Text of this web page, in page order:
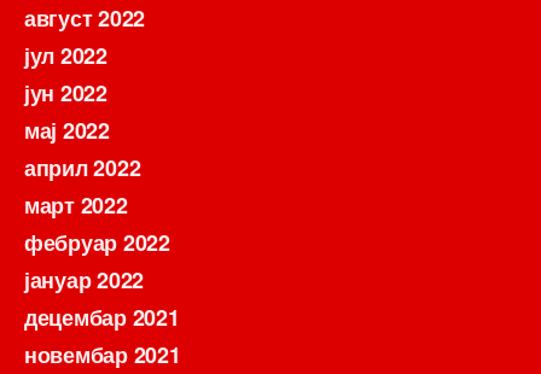
август 2022
јул 2022
јун 2022
мај 2022
април 2022
март 2022
фебруар 2022
јануар 2022
децембар 2021
новембар 2021